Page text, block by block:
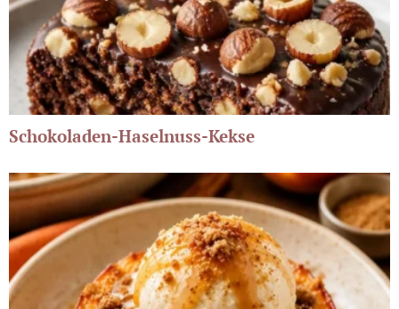
Schokoladen-Haselnuss-Kekse